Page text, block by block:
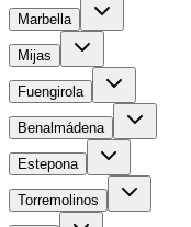
Marbella
Mijas
Fuengirola
Benalmádena
Estepona
Torremolinos